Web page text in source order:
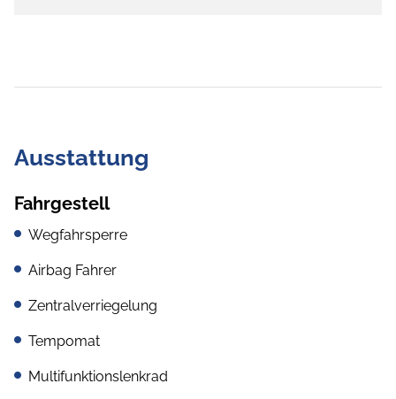
Ausstattung
Fahrgestell
Wegfahrsperre
Airbag Fahrer
Zentralverriegelung
Tempomat
Multifunktionslenkrad